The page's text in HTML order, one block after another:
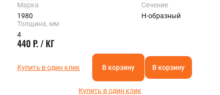
Марка
1980
Сечение
Н-образный
Толщина, мм
4
440 Р. / КГ
Купить в один клик В корзину В корзину
Купить в один клик